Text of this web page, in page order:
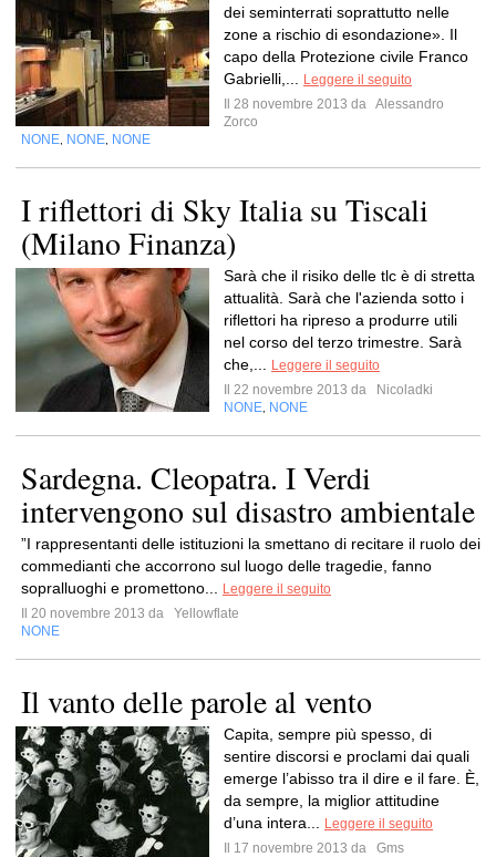
dei seminterrati soprattutto nelle
zone a rischio di esondazione». Il
capo della Protezione civile Franco
Gabrielli,...
Leggere il seguito
Il 28 novembre 2013 da Alessandro
Zorco
NONE NONE NONE
I riflettori di Sky Italia su Tiscali
(Milano Finanza)
Sarà che il risiko delle tlc è di stretta
attualità. Sarà che l'azienda sotto i
riflettori ha ripreso a produrre utili
nel corso del terzo trimestre. Sarà
che,...
Leggere il seguito
Il 22 novembre 2013 da
Nicoladki
NONE NONE
Sardegna. Cleopatra. I Verdi
intervengono sul disastro ambientale
”I rappresentanti delle istituzioni la smettano di recitare il ruolo dei
commedianti che accorrono sul luogo delle tragedie, fanno
sopralluoghi e promettono...
Leggere il seguito
Il 20 novembre 2013 da
Yellowflate
NONE
Il vanto delle parole al vento
Capita, sempre più spesso, di
sentire discorsi e proclami dai quali
emerge l’abisso tra il dire e il fare. È,
da sempre, la miglior attitudine
d’una intera...
Leggere il seguito
Il 17 novembre 2013 da
Gms